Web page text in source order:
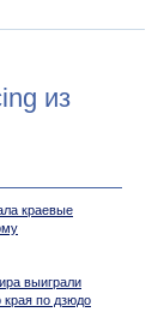
из
краевые
выиграли
края по дзюдо